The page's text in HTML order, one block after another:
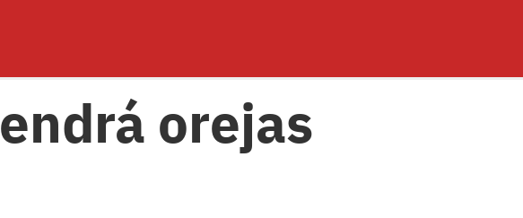
orejas